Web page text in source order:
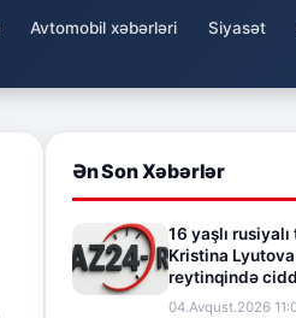
Avtomobil xəbərləri Siyasət
Ən Son Xəbərlər
16 yaşlı
Kristina
reytinqində
irəliləyişə imza
04.Avqust.2026